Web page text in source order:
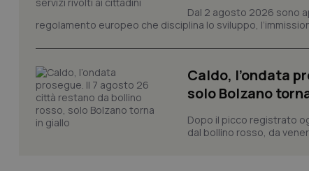
Dal 2 agosto 2026 sono
regolamento europeo che disciplina lo sviluppo,
Caldo, l’ondata
solo Bolzano
Dopo il picco registrato
dal bollino rosso, da
I cookie necessari
e l'accesso alle
Nome